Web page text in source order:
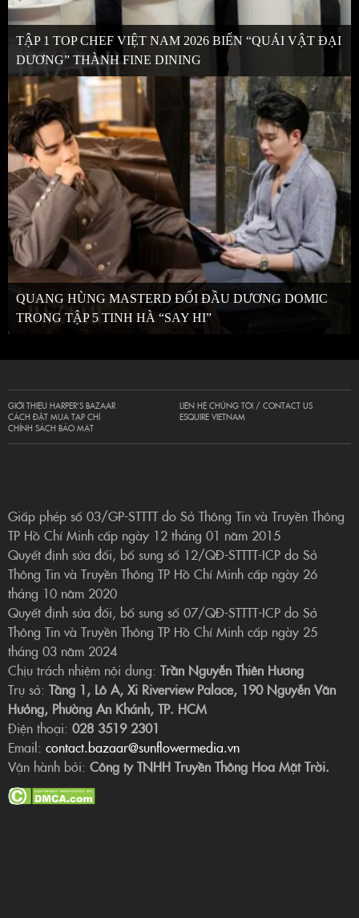
TẬP 1 TOP CHEF VIỆT NAM 2026 BIẾN “QUÁI VẬT ĐẠI
DƯƠNG” THÀNH FINE DINING
QUANG HÙNG MASTERD ĐỐI ĐẦU DƯƠNG DOMIC
TRONG TẬP 5 TINH HÀ “SAY HI”
GIỚI THIỆU HARPER’S BAZAAR
CÁCH ĐẶT MUA TẠP CHÍ
CHÍNH SÁCH BẢO MẬT
LIÊN HỆ CHÚNG TÔI / CONTACT US
ESQUIRE VIETNAM
Giấp phép số 03/GP-STTTT do Sở Thông Tin và Truyền Thông
TP Hồ Chí Minh cấp ngày 12 tháng 01 năm 2015
Quyết định sửa đổi, bổ sung số 12/QĐ-STTTT-ICP do Sở
Thông Tin và Truyền Thông TP Hồ Chí Minh cấp ngày 26
tháng 10 năm 2020
Quyết định sửa đổi, bổ sung số 07/QĐ-STTTT-ICP do Sở
Thông Tin và Truyền Thông TP Hồ Chí Minh cấp ngày 25
tháng 03 năm 2024
Chịu trách nhiệm nội dung: Trần Nguyễn Thiên Hương
Trụ sở: Tầng 1, Lô A, Xi Riverview Palace, 190 Nguyễn Văn
Hưởng, Phường An Khánh, TP. HCM
Điện thoại: 028 3519 2301
Email: contact.bazaar@sunflowermedia.vn
Vận hành bởi: Công ty TNHH Truyền Thông Hoa Mặt Trời.